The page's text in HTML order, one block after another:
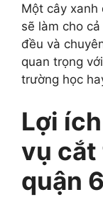
Một cây
sẽ làm cho
đều và
quan trọng
trường học
Lợi
vụ cắt
quận